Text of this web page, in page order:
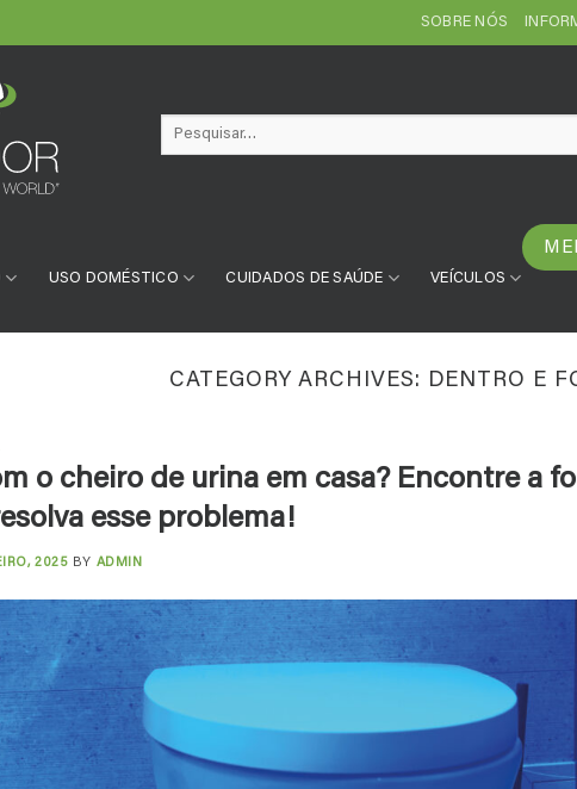
SOBRE NÓS
Pesquisar
USO DOMÉSTICO CUIDADOS DE SAÚDE VEÍCULOS
CATEGORY ARCHIVES: DENTRO E
o cheiro de urina em casa? Encontre a
esse problema!
2025 BY ADMIN